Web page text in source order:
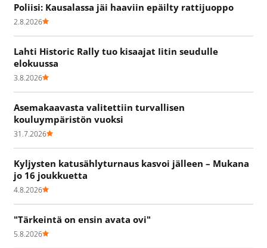
Poliisi: Kausalassa jäi haaviin epäilty rattijuoppo
2.8.2026
Lahti Historic Rally tuo kisaajat Iitin seudulle
elokuussa
3.8.2026
Asemakaavasta valitettiin turvallisen
kouluympäristön vuoksi
31.7.2026
Kyljysten katusählyturnaus kasvoi jälleen – Mukana
jo 16 joukkuetta
4.8.2026
"Tärkeintä on ensin avata ovi"
5.8.2026